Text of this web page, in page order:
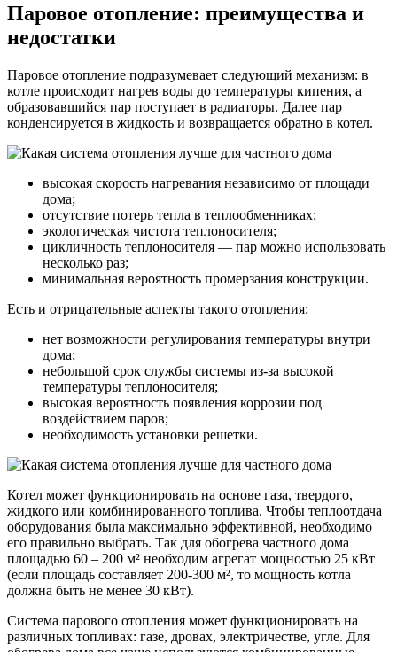
Паровое отопление: преимущества и
недостатки
Паровое отопление подразумевает следующий механизм: в
котле происходит нагрев воды до температуры кипения, а
образовавшийся пар поступает в радиаторы. Далее пар
конденсируется в жидкость и возвращается обратно в котел.
высокая скорость нагревания независимо от площади
дома;
отсутствие потерь тепла в теплообменниках;
экологическая чистота теплоносителя;
цикличность теплоносителя — пар можно использовать
несколько раз;
минимальная вероятность промерзания конструкции.
Есть и отрицательные аспекты такого отопления:
нет возможности регулирования температуры внутри
дома;
небольшой срок службы системы из-за высокой
температуры теплоносителя;
высокая вероятность появления коррозии под
воздействием паров;
необходимость установки решетки.
Котел может функционировать на основе газа, твердого,
жидкого или комбинированного топлива. Чтобы теплоотдача
оборудования была максимально эффективной, необходимо
его правильно выбрать. Так для обогрева частного дома
площадью 60 – 200 м² необходим агрегат мощностью 25 кВт
(если площадь составляет 200-300 м², то мощность котла
должна быть не менее 30 кВт).
Система парового отопления может функционировать на
различных топливах: газе, дровах, электричестве, угле. Для